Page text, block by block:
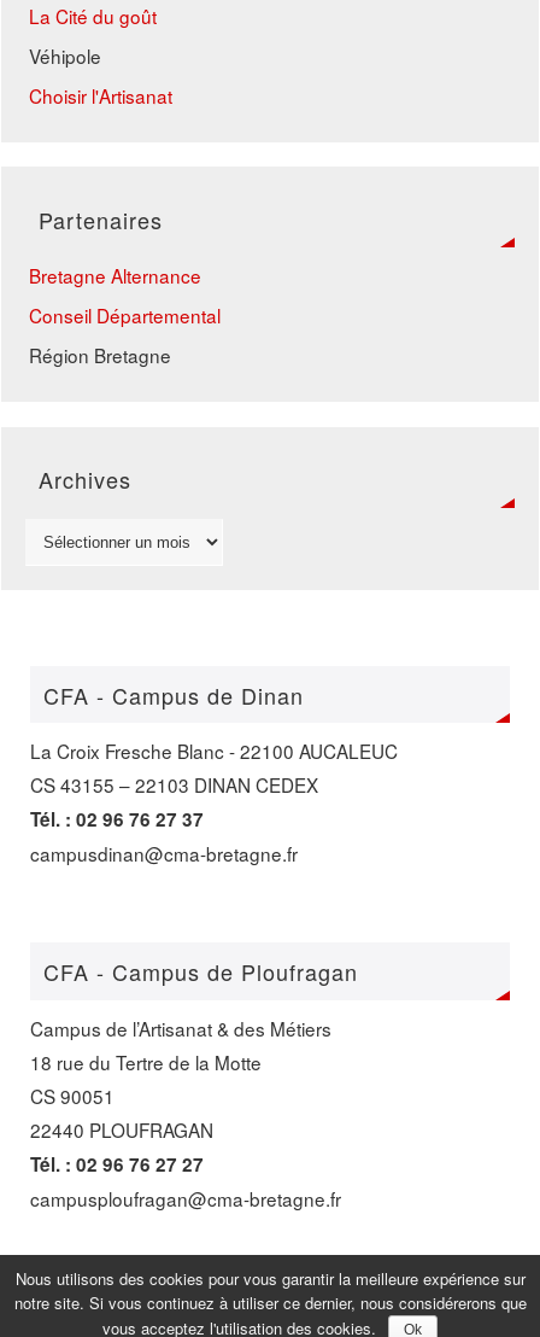
La Cité du goût
Véhipole
Choisir l'Artisanat
Partenaires
Bretagne Alternance
Conseil Départemental
Région Bretagne
Archives
CFA - Campus de Dinan
La Croix Fresche Blanc - 22100 AUCALEUC
CS 43155 – 22103 DINAN CEDEX
Tél. : 02 96 76 27 37
campusdinan@cma-bretagne.fr
CFA - Campus de Ploufragan
Campus de l’Artisanat & des Métiers
18 rue du Tertre de la Motte
CS 90051
22440 PLOUFRAGAN
Tél. : 02 96 76 27 27
campusploufragan@cma-bretagne.fr
FIÈREMENT PROPULSÉ PARPARABOLA&WORDPRESS.
Nous utilisons des cookies pour vous garantir la meilleure expérience sur
notre site. Si vous continuez à utiliser ce dernier, nous considérerons que
vous acceptez l'utilisation des cookies.
Ok